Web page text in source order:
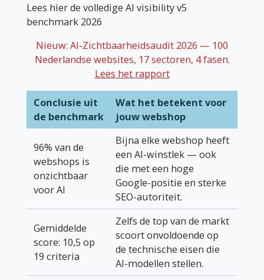
Lees hier de volledige AI visibility v5
benchmark 2026
Nieuw: AI-Zichtbaarheidsaudit 2026 — 100
Nederlandse websites, 17 sectoren, 4 fasen.
Lees het rapport
Conclusie uit
de benchmark
Wat het betekent voor
jouw webshop
96% van de
webshops is
onzichtbaar
voor AI
Bijna elke webshop heeft
een AI-winstlek — ook
die met een hoge
Google-positie en sterke
SEO-autoriteit.
Gemiddelde
score: 10,5 op
19 criteria
Zelfs de top van de markt
scoort onvoldoende op
de technische eisen die
AI-modellen stellen.